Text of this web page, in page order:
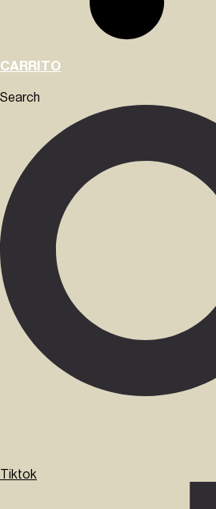
CARRITO
Search
Tiktok